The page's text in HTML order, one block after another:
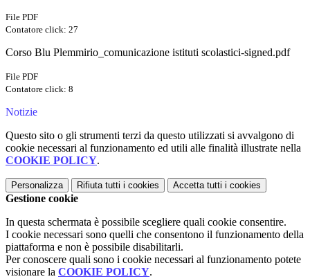
File PDF
Contatore click: 27
Corso Blu Plemmirio_comunicazione istituti scolastici-signed.pdf
File PDF
Contatore click: 8
Notizie
Questo sito o gli strumenti terzi da questo utilizzati si avvalgono di
cookie necessari al funzionamento ed utili alle finalità illustrate nella
COOKIE POLICY.
Personalizza Rifiuta tutti i cookies Accetta tutti i cookies
Gestione cookie
In questa schermata è possibile scegliere quali cookie consentire.
I cookie necessari sono quelli che consentono il funzionamento della
piattaforma e non è possibile disabilitarli.
Per conoscere quali sono i cookie necessari al funzionamento potete
visionare la COOKIE POLICY.